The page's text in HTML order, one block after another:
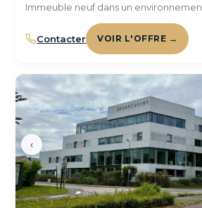
Immeuble neuf dans un
Contacter VOIR L'OFFRE →
‹